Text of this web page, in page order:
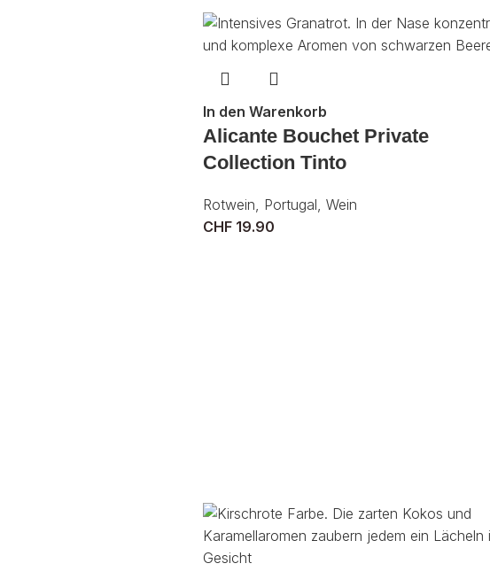
In den Warenkorb
Alicante Bouchet Private
Collection Tinto
Rotwein, Portugal, Wein
CHF 19.90